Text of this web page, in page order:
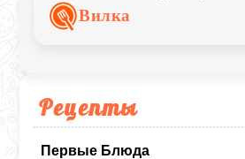
Рецепты
Первые Блюда
рассыпчатым рисом и
семейного ужина, так и для
Вилка